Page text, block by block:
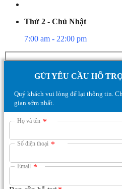
Thứ 2 - Chủ Nhật
7:00 am - 22:00 pm
GỬI YÊU CẦU HỖ
Quý khách vui lòng để lại thông tin.
gian sớm nhất.
Họ và tên *
Số điện thoại *
Email *